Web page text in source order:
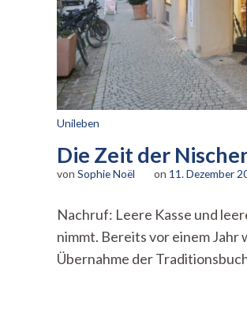
Unileben
Die Zeit der
von Sophie Noël on 11. Dezember
Nachruf: Leere Kasse und
nimmt. Bereits vor einem
Übernahme der